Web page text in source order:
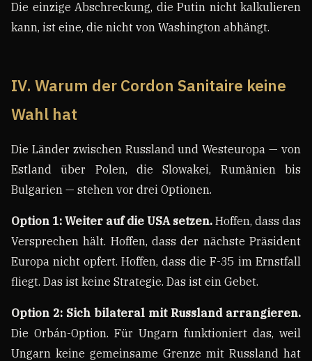
Die einzige Abschreckung, die Putin nicht kalkulieren
kann, ist eine, die nicht von Washington abhängt.
IV. Warum der Cordon Sanitaire keine
Wahl hat
Die Länder zwischen Russland und Westeuropa — von
Estland über Polen, die Slowakei, Rumänien bis
Bulgarien — stehen vor drei Optionen.
Option 1: Weiter auf die USA setzen. Hoffen, dass das
Versprechen hält. Hoffen, dass der nächste Präsident
Europa nicht opfert. Hoffen, dass die F-35 im Ernstfall
fliegt. Das ist keine Strategie. Das ist ein Gebet.
Option 2: Sich bilateral mit Russland arrangieren.
Die Orbán-Option. Für Ungarn funktioniert das, weil
Ungarn keine gemeinsame Grenze mit Russland hat